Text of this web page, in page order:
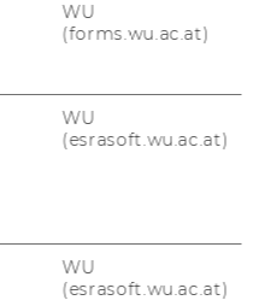
WU
(forms.wu.ac.at)
WU
(esrasoft.wu.ac.at)
WU
(esrasoft.wu.ac.at)